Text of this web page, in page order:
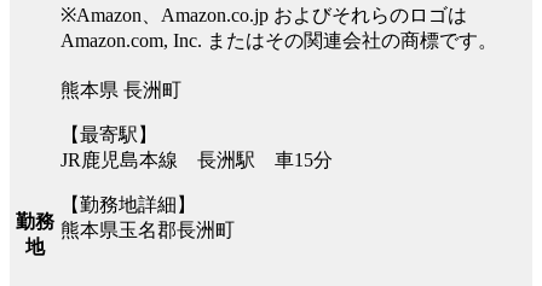
※Amazon、Amazon.co.jp およびそれらのロゴは
Amazon.com, Inc. またはその関連会社の商標です。
勤務
地
熊本県 長洲町
【最寄駅】
JR鹿児島本線 長洲駅 車15分
【勤務地詳細】
熊本県玉名郡長洲町